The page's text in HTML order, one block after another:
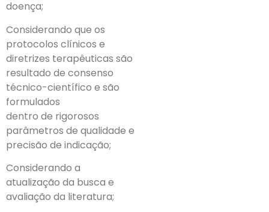
doença;
Considerando que os
protocolos clínicos e
diretrizes terapêuticas são
resultado de consenso
técnico-científico e são
formulados
dentro de rigorosos
parâmetros de qualidade e
precisão de indicação;
Considerando a
atualização da busca e
avaliação da literatura;